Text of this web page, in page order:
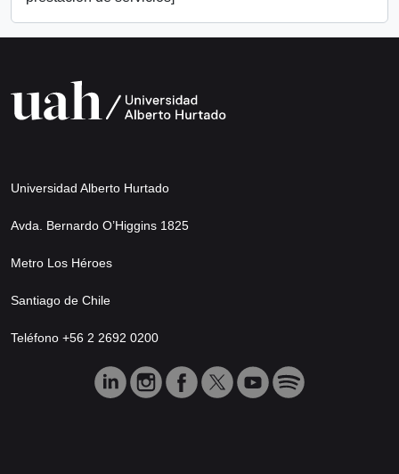
Universidad Alberto Hurtado
Avda. Bernardo O’Higgins 1825
Metro Los Héroes
Santiago de Chile
Teléfono +56 2 2692 0200